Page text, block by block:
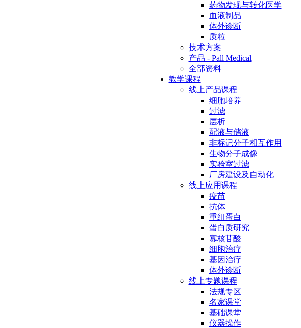
药物发现与转化医学
血液制品
体外诊断
质粒
技术方案
产品 - Pall Medical
全部资料
教学课程
线上产品课程
细胞培养
过滤
层析
配液与储液
非标记分子相互作用
生物分子成像
实验室过滤
厂房建设及自动化
线上应用课程
疫苗
抗体
重组蛋白
蛋白质研究
寡核苷酸
细胞治疗
基因治疗
体外诊断
线上专题课程
法规专区
名家课堂
基础课堂
仪器操作